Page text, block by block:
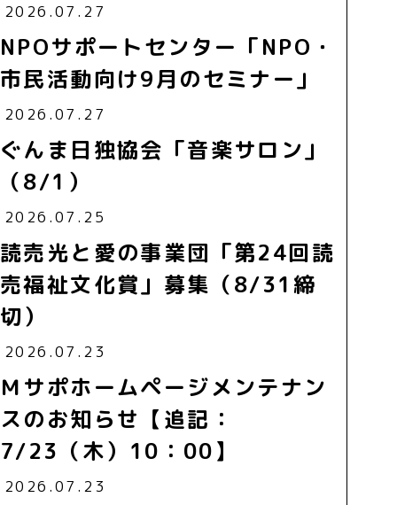
2026.07.27
NPOサポートセンター「NPO・
市民活動向け9月のセミナー」
2026.07.27
ぐんま日独協会「音楽サロン」
（8/1）
2026.07.25
読売光と愛の事業団「第24回読
売福祉文化賞」募集（8/31締
切）
2026.07.23
Ｍサポホームページメンテナン
スのお知らせ【追記：
7/23（木）10：00】
2026.07.23